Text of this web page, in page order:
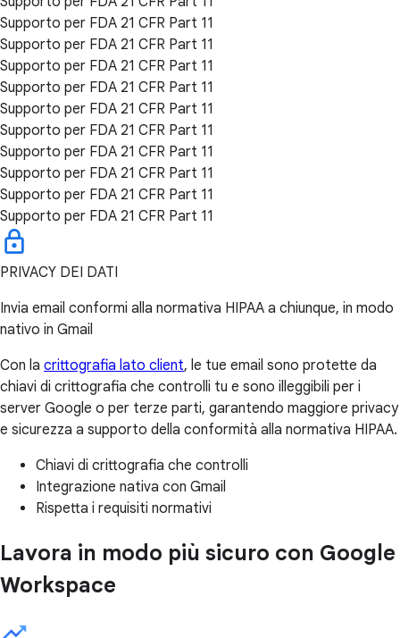
Supporto per FDA 21 CFR Part 11
Supporto per FDA 21 CFR Part 11
Supporto per FDA 21 CFR Part 11
Supporto per FDA 21 CFR Part 11
Supporto per FDA 21 CFR Part 11
Supporto per FDA 21 CFR Part 11
Supporto per FDA 21 CFR Part 11
Supporto per FDA 21 CFR Part 11
Supporto per FDA 21 CFR Part 11
Supporto per FDA 21 CFR Part 11
PRIVACY DEI DATI
Invia email conformi alla normativa HIPAA a chiunque, in modo
nativo in Gmail
Con la crittografia lato client, le tue email sono protette da
chiavi di crittografia che controlli tu e sono illeggibili per i
server Google o per terze parti, garantendo maggiore privacy
e sicurezza a supporto della conformità alla normativa HIPAA.
Chiavi di crittografia che controlli
Integrazione nativa con Gmail
Rispetta i requisiti normativi
Lavora in modo più sicuro con Google
Workspace